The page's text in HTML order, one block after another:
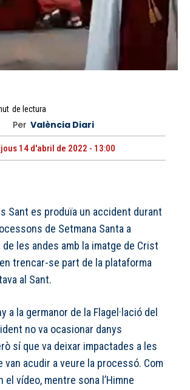
de lectura
Per València Diari
14 d'abril de 2022 - 13:00
Sant es produïa un accident durant
de Setmana Santa a
de les andes amb la imatge de Crist
trencar-se part de la plataforma
al Sant.
a la germanor de la Flagel·lació del
no va ocasionar danys
sí que va deixar impactades a les
van acudir a veure la processó. Com
el vídeo, mentre sona l’Himne